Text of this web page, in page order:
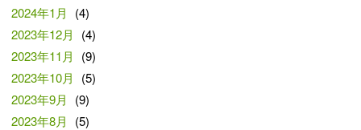
2024年1月
(4)
2023年12月
(4)
2023年11月
(9)
2023年10月
(5)
2023年9月
(9)
2023年8月
(5)